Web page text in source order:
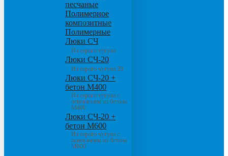
песчаные
Полимерное
композитные
Полимерные
Люки СЧ
Из серого чугуна
Люки СЧ-20
Из серого чугуна 20
Люки СЧ-20 +
бетон М400
Из серого чугуна с
основанием из бетона
М400
Люки СЧ-20 +
бетон М600
Из серого чугуна с
основанием из бетона
М600